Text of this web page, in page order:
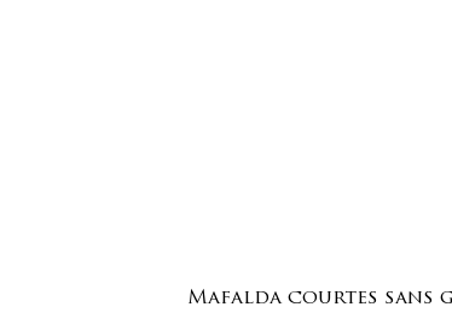
Mafalda courtes sans